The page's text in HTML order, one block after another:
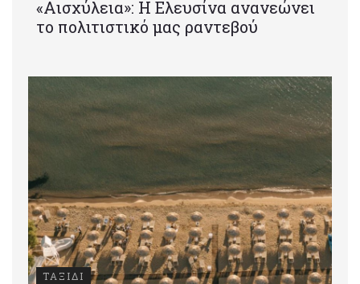
«Αισχύλεια»: Η Ελευσίνα ανανεώνει
το πολιτιστικό μας ραντεβού
ΤΑΞΙΔΙ